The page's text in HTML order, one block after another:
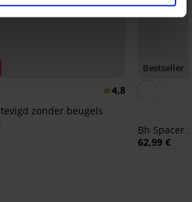
4,8
zonder beugels
Bestseller
Bh Spacer
62,99 €